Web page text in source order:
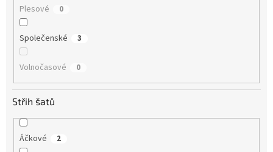
Plesové 0
Společenské 3
Volnočasové 0
Střih šatů
Áčkové 2